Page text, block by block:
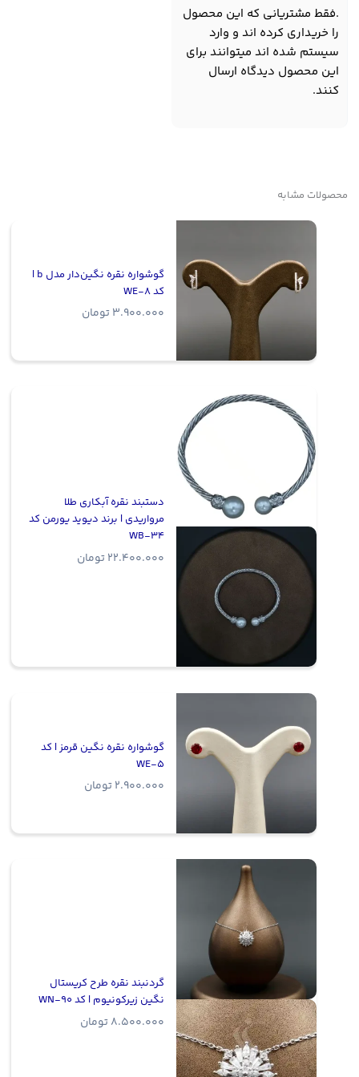
.فقط مشتریانی که این محصول
را خریداری کرده اند و وارد
سیستم شده اند میتوانند برای
این محصول دیدگاه ارسال
کنند.
محصولات مشابه
گوشواره نقره نگین‌دار مدل b |
کد WE-8
3.900.000 تومان
دستبند نقره آبکاری طلا
مرواریدی | برند دیوید یورمن کد
WB-34
22.400.000 تومان
گوشواره نقره نگین قرمز | کد
WE-5
2.900.000 تومان
گردنبند نقره طرح کریستال
نگین زیرکونیوم | کد WN-90
8.500.000 تومان